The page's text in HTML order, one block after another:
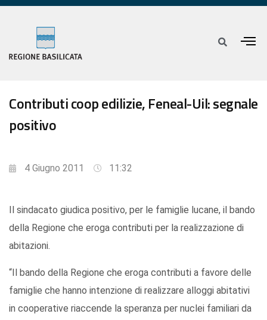
Contributi coop edilizie, Feneal-Uil: segnale
positivo
4 Giugno 2011 11:32
Il sindacato giudica positivo, per le famiglie lucane, il bando
della Regione che eroga contributi per la realizzazione di
abitazioni.
“Il bando della Regione che eroga contributi a favore delle
famiglie che hanno intenzione di realizzare alloggi abitativi
in cooperative riaccende la speranza per nuclei familiari da